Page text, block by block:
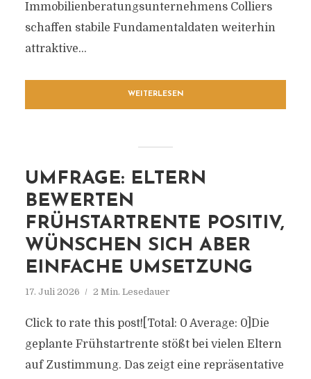
Immobilienberatungsunternehmens Colliers
schaffen stabile Fundamentaldaten weiterhin
attraktive...
WEITERLESEN
UMFRAGE: ELTERN
BEWERTEN
FRÜHSTARTRENTE POSITIV,
WÜNSCHEN SICH ABER
EINFACHE UMSETZUNG
17. Juli 2026 2 Min. Lesedauer
Click to rate this post![Total: 0 Average: 0]Die
geplante Frühstartrente stößt bei vielen Eltern
auf Zustimmung. Das zeigt eine repräsentative